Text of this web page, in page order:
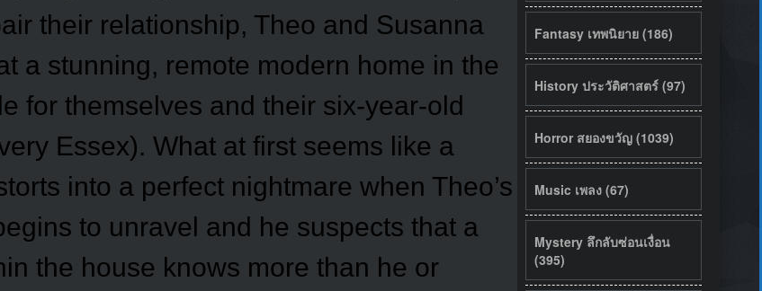
their relationship, Theo and Susanna
a stunning, remote modern home in the
for themselves and their six-year-old
Essex). What at first seems like a
into a perfect nightmare when Theo’s
to unravel and he suspects that a
the house knows more than he or
Fantasy เทพนิยาย (186)
History ประวัติศาสตร์ (97)
Horror สยองขวัญ (1039)
Music เพลง (67)
Mystery ลึกลับซ่อนเงื่อน
(395)